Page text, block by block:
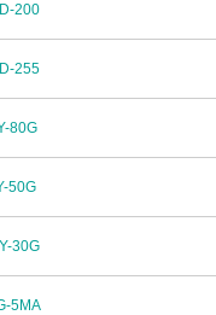
200
255
80G
50G
30G
5MA